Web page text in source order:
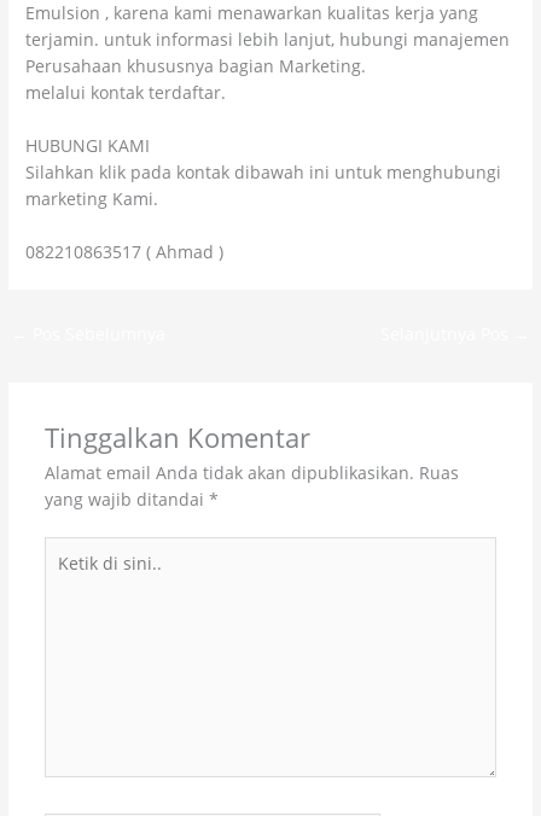
Emulsion , karena kami menawarkan kualitas kerja yang
terjamin. untuk informasi lebih lanjut, hubungi manajemen
Perusahaan khususnya bagian Marketing.
melalui kontak terdaftar.
HUBUNGI KAMI
Silahkan klik pada kontak dibawah ini untuk menghubungi
marketing Kami.
082210863517 ( Ahmad )
Tinggalkan Komentar
Alamat email Anda tidak akan dipublikasikan. Ruas
yang wajib ditandai *